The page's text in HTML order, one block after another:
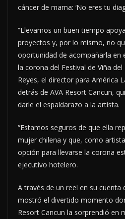
cáncer de mama: ‘No eres tu
“Llevamos un buen tiempo
proyectos y, por lo mismo, no
oportunidad de acompañarla en
la corona del Festival de Viña
Reyes, el director para América
detrás de AVA Resort Cancun,
darle el espaldarazo a la artista.
“Estamos seguros de que ella
mujer chilena y que, como
opción para llevarse la corona
ejecutivo hotelero.
A través de un reel en su cuenta
mostró el divertido momento
Resort Cancun la sorprendió en